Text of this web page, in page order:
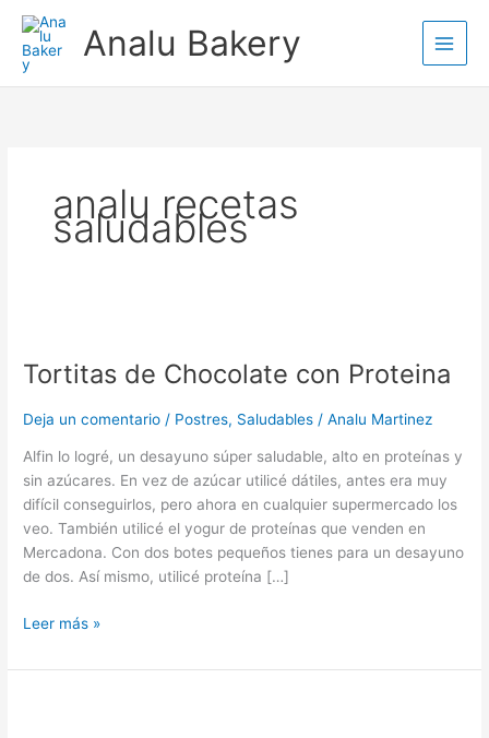
contenido
Analu Bakery
analu recetas
saludables
Tortitas de Chocolate con Proteina
Deja un comentario / Postres, Saludables /Analu Martinez
Alfin lo logré, un desayuno súper saludable, alto en proteínas y
sin azúcares. En vez de azúcar utilicé dátiles, antes era muy
difícil conseguirlos, pero ahora en cualquier supermercado los
veo. También utilicé el yogur de proteínas que venden en
Mercadona. Con dos botes pequeños tienes para un desayuno
de dos. Así mismo, utilicé proteína […]
Chocolate
Proteina
Leer más »